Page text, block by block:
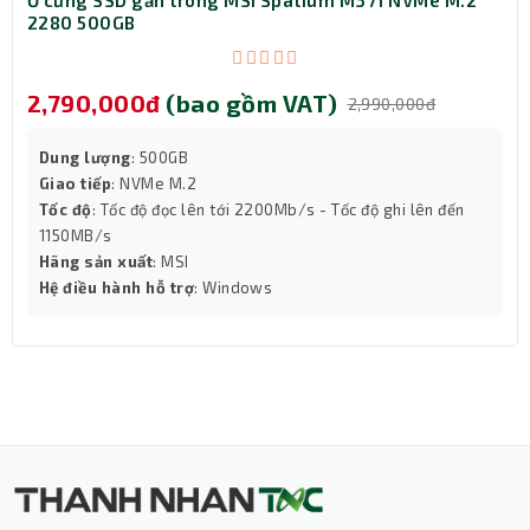
Gigabyte X870 GAMING X WIFI7 có cấu hình khe cắm đa
2280 500GB
2,790,000đ (bao gồm VAT) 2,990,000đ
Dung lượng: 500GB
Giao tiếp: NVMe M.2
Tốc độ: Tốc độ đọc lên tới 2200Mb/s - Tốc độ ghi lên đến
1150MB/s
Hãng sản xuất: MSI
Hệ điều hành hỗ trợ: Windows